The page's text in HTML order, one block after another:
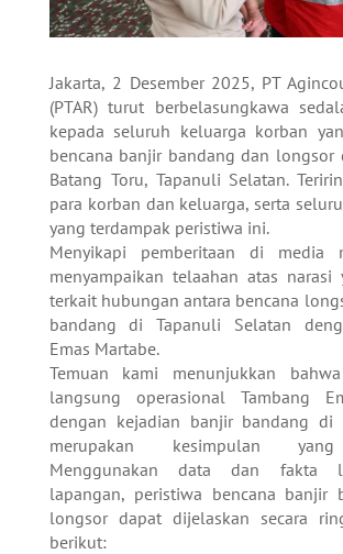
Jakarta, 2 Desember 2025, PT
(PTAR) turut berbelasungkawa
kepada seluruh keluarga korban
bencana banjir bandang dan longsor
Batang Toru, Tapanuli Selatan.
para korban dan keluarga, serta
yang terdampak peristiwa ini.
Menyikapi pemberitaan di media
menyampaikan telaahan atas narasi
terkait hubungan antara bencana
bandang di Tapanuli Selatan
Emas Martabe.
Temuan kami menunjukkan
langsung operasional Tambang
dengan kejadian banjir bandang di
merupakan kesimpulan
Menggunakan data dan fakta
lapangan, peristiwa bencana banjir
longsor dapat dijelaskan secara
berikut: